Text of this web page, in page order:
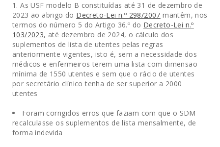
As USF modelo B constituídas até 31 de dezembro de
2023 ao abrigo do Decreto-Lei n.º 298/2007 mantêm, nos
termos do número 5 do Artigo 36.º do Decreto-Lei n.º
103/2023, até dezembro de 2024, o cálculo dos
suplementos de lista de utentes pelas regras
anteriormente vigentes, isto é, sem a necessidade dos
médicos e enfermeiros terem uma lista com dimensão
mínima de 1550 utentes e sem que o rácio de utentes
por secretário clínico tenha de ser superior a 2000
utentes
Foram corrigidos erros que faziam com que o SDM
recalculasse os suplementos de lista mensalmente, de
forma indevida